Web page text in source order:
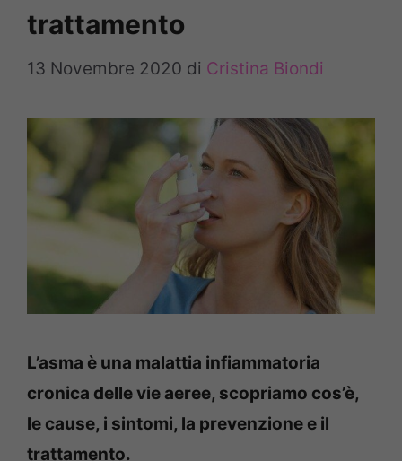
trattamento
13 Novembre 2020 di Cristina Biondi
L’asma è una malattia infiammatoria
cronica delle vie aeree, scopriamo cos’è,
le cause, i sintomi, la prevenzione e il
trattamento.